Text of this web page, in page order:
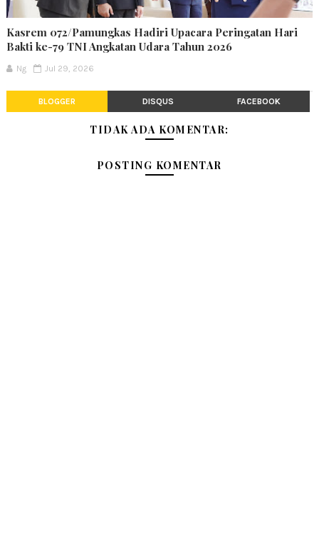
Kasrem 072/Pamungkas Hadiri Upacara Peringatan Hari
Bakti ke-79 TNI Angkatan Udara Tahun 2026
Ng Jul 29, 2026
BLOGGER DISQUS FACEBOOK
TIDAK ADA KOMENTAR:
POSTING KOMENTAR